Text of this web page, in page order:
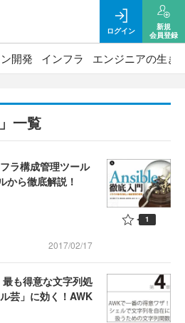
ログイン
新規
会員登録
開発 インフラ エンジニアの生き
一覧
ラ構成管理ツール
から徹底解説！
2017/02/17
1
も得意な文字列処
芸」に効く！AWK